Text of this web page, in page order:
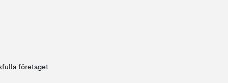
företaget